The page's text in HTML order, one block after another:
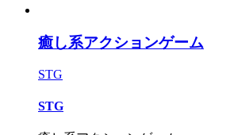
癒し系アクションゲーム
STG
STG